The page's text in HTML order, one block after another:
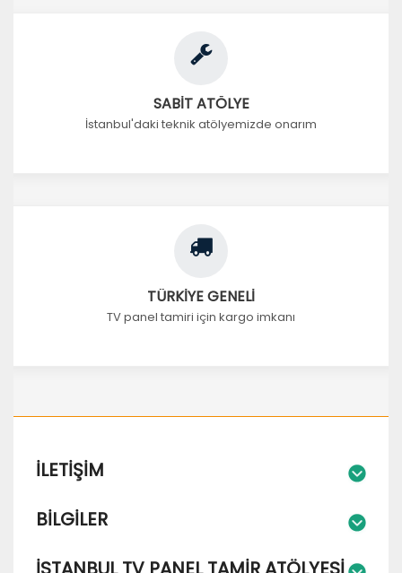
SABİT ATÖLYE
İstanbul'daki teknik atölyemizde onarım
TÜRKİYE GENELİ
TV panel tamiri için kargo imkanı
İLETIŞIM
BILGILER